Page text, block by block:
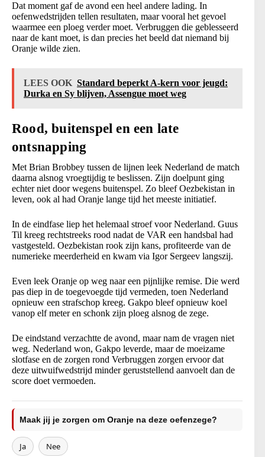
Dat moment gaf de avond een heel andere lading. In
oefenwedstrijden tellen resultaten, maar vooral het gevoel
waarmee een ploeg verder moet. Verbruggen die geblesseerd
naar de kant moet, is dan precies het beeld dat niemand bij
Oranje wilde zien.
LEES OOK Standard beperkt A-kern voor jeugd:
Durka en Sy blijven, Assengue moet weg
Rood, buitenspel en een late
ontsnapping
Met Brian Brobbey tussen de lijnen leek Nederland de match
daarna alsnog vroegtijdig te beslissen. Zijn doelpunt ging
echter niet door wegens buitenspel. Zo bleef Oezbekistan in
leven, ook al had Oranje lange tijd het meeste initiatief.
In de eindfase liep het helemaal stroef voor Nederland. Guus
Til kreeg rechtstreeks rood nadat de VAR een handsbal had
vastgesteld. Oezbekistan rook zijn kans, profiteerde van de
numerieke meerderheid en kwam via Igor Sergeev langszij.
Even leek Oranje op weg naar een pijnlijke remise. Die werd
pas diep in de toegevoegde tijd vermeden, toen Nederland
opnieuw een strafschop kreeg. Gakpo bleef opnieuw koel
vanop elf meter en schonk zijn ploeg alsnog de zege.
De eindstand verzachtte de avond, maar nam de vragen niet
weg. Nederland won, Gakpo leverde, maar de moeizame
slotfase en de zorgen rond Verbruggen zorgen ervoor dat
deze uitwuifwedstrijd minder geruststellend aanvoelt dan de
score doet vermoeden.
Maak jij je zorgen om Oranje na deze oefenzege?
Ja Nee